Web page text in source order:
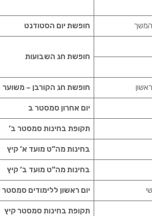
חופשת יום הסטודנט
חופשת חג השבועות
חופשת חג הקורבן – משוער
יום אחרון סמסטר ב
תקופת בחינות סמסטר ב’
בחינות מה”ט מועד א’ קיץ
בחינות מה”ט מועד ב’ קיץ
יום ראשון ללימודים סמסטר
תקופת בחינות סמסטר קיץ